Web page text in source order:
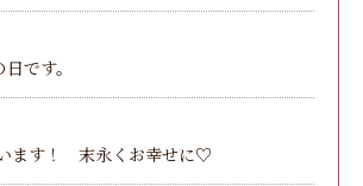
です。
ます！ 末永くお幸せに♡